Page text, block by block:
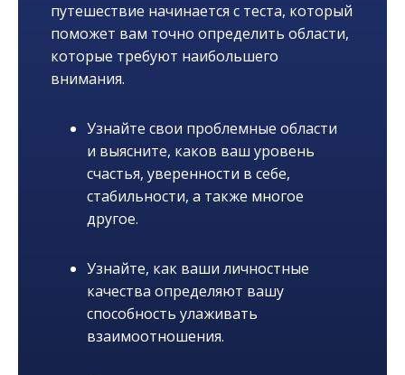
путешествие начинается с теста, который
поможет вам точно определить области,
которые требуют наибольшего
внимания.
Узнайте свои проблемные области
и выясните, каков ваш уровень
счастья, уверенности в себе,
стабильности, а также многое
другое.
Узнайте, как ваши личностные
качества определяют вашу
способность улаживать
взаимоотношения.